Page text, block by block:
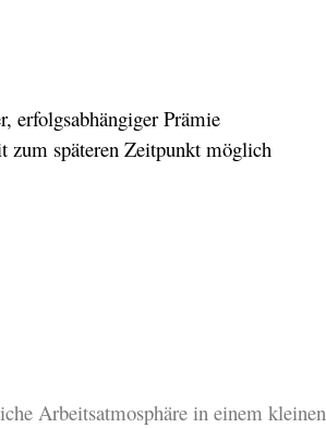
erfolgsabhängiger Prämie
zum späteren Zeitpunkt möglich
Arbeitsatmosphäre in einem kleinen